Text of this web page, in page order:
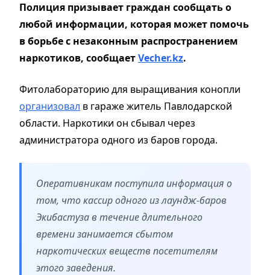
Полиция призывает граждан сообщать о
любой информации, которая может помочь
в борьбе с незаконным распространением
наркотиков, сообщаетVecher.kz.
Фитолабораторию для выращивания конопли
организовал в гараже житель Павлодарской
области. Наркотики он сбывал через
администратора одного из баров города.
Оперативникам поступила информация о
том, что кассир одного из лаундж-баров
Экибастуза в течение длительного
времени занимается сбытом
наркотических веществ посетителям
этого заведения.